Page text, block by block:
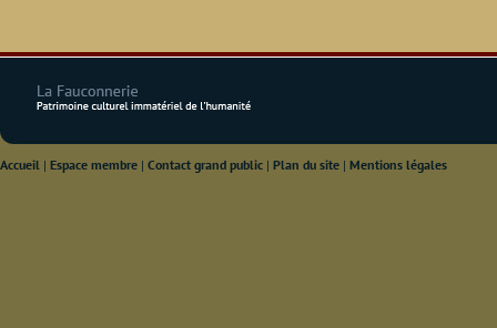
Accueil | Espace membre | Contact grand public | Plan du site | Mentions légales